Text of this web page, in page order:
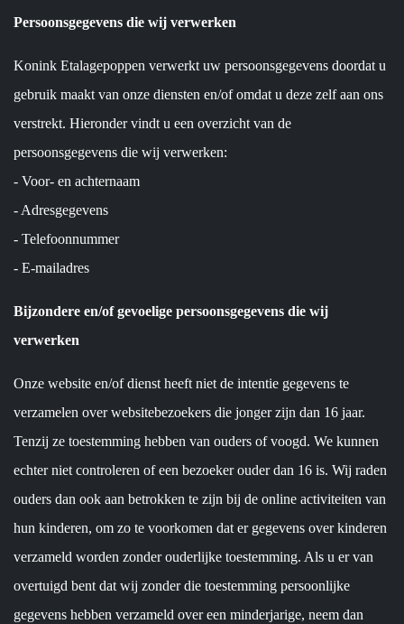
Persoonsgegevens die wij verwerken
Konink Etalagepoppen verwerkt uw persoonsgegevens doordat u
gebruik maakt van onze diensten en/of omdat u deze zelf aan ons
verstrekt. Hieronder vindt u een overzicht van de
persoonsgegevens die wij verwerken:
- Voor- en achternaam
- Adresgegevens
- Telefoonnummer
- E-mailadres
Bijzondere en/of gevoelige persoonsgegevens die wij
verwerken
Onze website en/of dienst heeft niet de intentie gegevens te
verzamelen over websitebezoekers die jonger zijn dan 16 jaar.
Tenzij ze toestemming hebben van ouders of voogd. We kunnen
echter niet controleren of een bezoeker ouder dan 16 is. Wij raden
ouders dan ook aan betrokken te zijn bij de online activiteiten van
hun kinderen, om zo te voorkomen dat er gegevens over kinderen
verzameld worden zonder ouderlijke toestemming. Als u er van
overtuigd bent dat wij zonder die toestemming persoonlijke
gegevens hebben verzameld over een minderjarige, neem dan